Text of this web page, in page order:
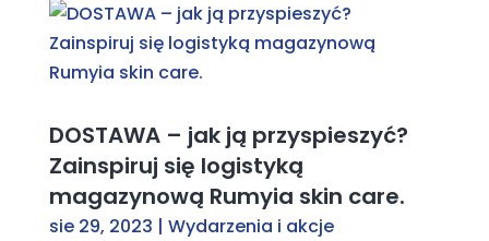
DOSTAWA – jak ją przyspieszyć?
Zainspiruj się logistyką
magazynową Rumyia skin care.
sie 29, 2023 | Wydarzenia i akcje